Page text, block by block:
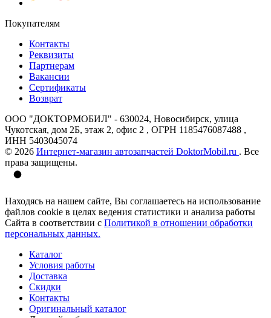
Покупателям
Контакты
Реквизиты
Партнерам
Вакансии
Сертификаты
Возврат
ООО "ДОКТОРМОБИЛ" - 630024, Новосибирск, улица
Чукотская, дом 2Б, этаж 2, офис 2 , ОГРН 1185476087488 ,
ИНН 5403045074
© 2026 Интернет-магазин автозапчастей DoktorMobil.ru . Все
права защищены.
Находясь на нашем сайте, Вы соглашаетесь на использование
файлов cookie в целях ведения статистики и анализа работы
Сайта в соответствии с Политикой в отношении обработки
персональных данных.
Каталог
Условия работы
Доставка
Скидки
Контакты
Оригинальный каталог